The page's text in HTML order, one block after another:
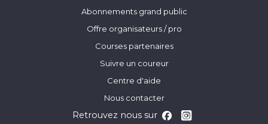
Abonnements grand public
Offre organisateurs / pro
Courses partenaires
Suivre un coureur
Centre d'aide
Nous contacter
Retrouvez nous sur